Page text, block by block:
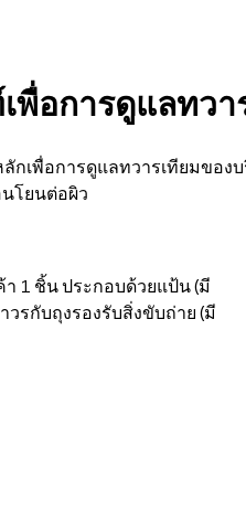
พื่อการดูแลทว
เพื่อการดูแลทวารเทียมของ
โยนต่อผิว
1 ชิ้น ประกอบด้วยแป้น (มี
รกับถุงรองรับสิ่งขับถ่าย (มี